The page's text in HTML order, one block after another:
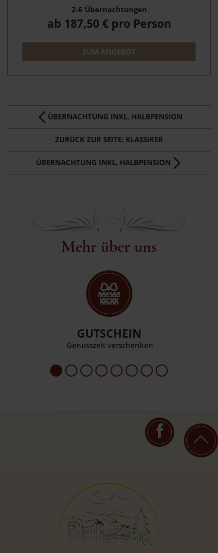
2-6 Übernachtungen
ab 187,50 € pro Person
ZUM ANGEBOT
ÜBERNACHTUNG INKL. HALBPENSION
ZURÜCK ZUR SEITE: KLASSIKER
ÜBERNACHTUNG INKL. HALBPENSION
Mehr über uns
GUTSCHEIN
Genusszeit verschenken